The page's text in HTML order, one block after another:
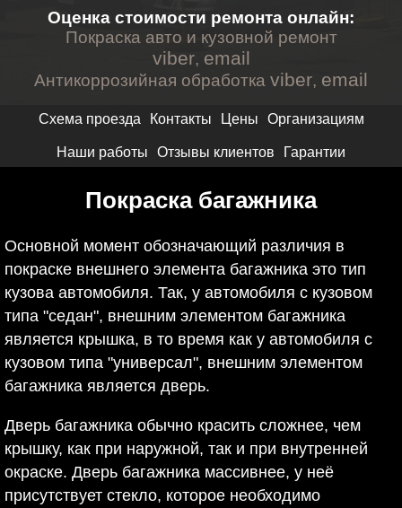
Оценка стоимости ремонта онлайн:
Покраска авто и кузовной ремонт
viber, email
Антикоррозийная обработка viber, email
Схема проезда Контакты Цены Организациям
Наши работы Отзывы клиентов Гарантии
Покраска багажника
Основной момент обозначающий различия в
покраске внешнего элемента багажника это тип
кузова автомобиля. Так, у автомобиля с кузовом
типа "седан", внешним элементом багажника
является крышка, в то время как у автомобиля с
кузовом типа "универсал", внешним элементом
багажника является дверь.
Дверь багажника обычно красить сложнее, чем
крышку, как при наружной, так и при внутренней
окраске. Дверь багажника массивнее, у неё
присутствует стекло, которое необходимо